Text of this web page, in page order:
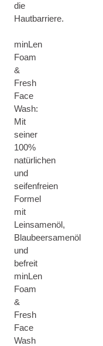
die
Hautbarriere.
minLen
Foam
&
Fresh
Face
Wash:
Mit
seiner
100%
natürlichen
und
seifenfreien
Formel
mit
Leinsamenöl,
Blaubeersamenöl
und
befreit
minLen
Foam
&
Fresh
Face
Wash